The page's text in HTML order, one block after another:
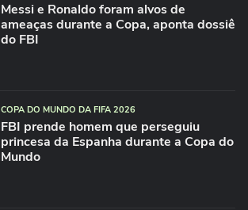
Messi e Ronaldo foram alvos de
ameaças durante a Copa, aponta dossiê
do FBI
COPA DO MUNDO DA FIFA 2026
FBI prende homem que perseguiu
princesa da Espanha durante a Copa do
Mundo